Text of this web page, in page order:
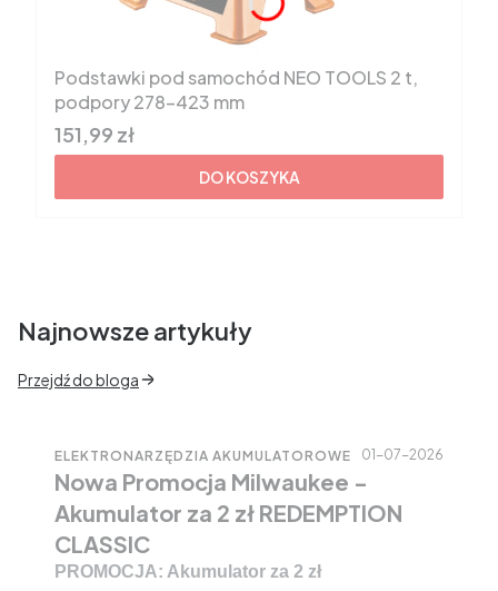
Podstawki pod samochód NEO TOOLS 2 t,
podpory 278-423 mm
Cena brutto
151,99 zł
DO KOSZYKA
Najnowsze artykuły
Przejdź do bloga
ELEKTRONARZĘDZIA AKUMULATOROWE 01-07-2026
Nowa Promocja Milwaukee -
Akumulator za 2 zł REDEMPTION
CLASSIC
PROMOCJA: Akumulator za 2 zł